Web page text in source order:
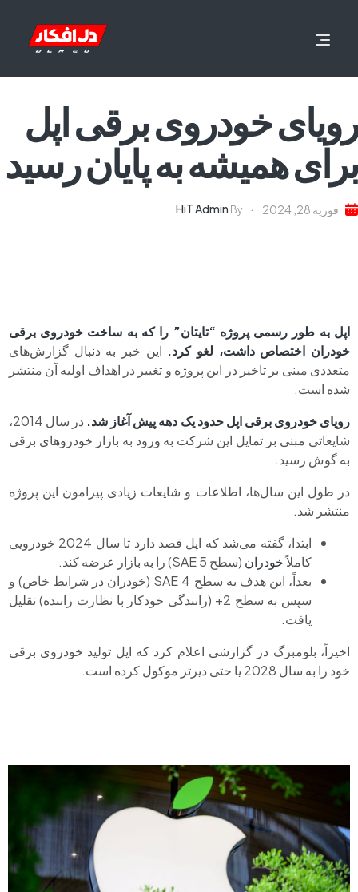
رویای خودروی برقی اپل
برای همیشه به پایان رسید
فوریه 28, 2024 By
HiT Admin
اپل به طور رسمی پروژه “تایتان” را که به ساخت خودروی برقی
خودران اختصاص داشت، لغو کرد. این خبر به دنبال گزارش‌های
متعددی مبنی بر تاخیر در این پروژه و تغییر در اهداف اولیه آن منتشر
شده است.
رویایخودروی برقی اپلحدود یک دهه پیش آغاز شد.
در سال 2014،
شایعاتی مبنی بر تمایل این شرکت به ورود به بازار خودروهای برقی
به گوش رسید.
در طول این سال‌ها، اطلاعات و شایعات زیادی پیرامون این پروژه
منتشر شد.
ابتدا، گفته می‌شد که اپل قصد دارد تا سال 2024 خودرویی
کاملاًخودران (سطح 5 SAE) را به بازار عرضه کند.
بعداً، این هدف به سطح 4 SAE (خودران در شرایط خاص) و
سپس به سطح 2+ (رانندگی خودکار با نظارت راننده) تقلیل
یافت.
اخیراً، بلومبرگ در گزارشی اعلام کرد که اپل تولید خودروی برقی
خود را به سال 2028 یا حتی دیرتر موکول کرده است.